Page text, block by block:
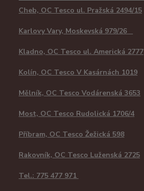
Cheb, OC Tesco ul. Pražská 2494/15
Karlovy Vary, Moskevská 979/26
Kladno, OC Tesco ul. Americká 2777
Kolín, OC Tesco V Kasárnách 1019
Mělník, OC Tesco Vodárenská 3653
Most, OC Tesco Rudolická 1706/4
Příbram, OC Tesco Žežická 598
Rakovník, OC Tesco Luženská 2725
Tel.: 775 477 971